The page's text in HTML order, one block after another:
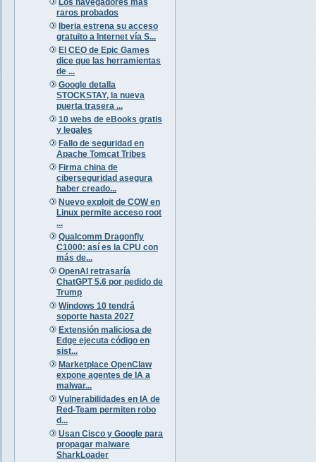
raros probados
Iberia estrena su acceso
gratuito a Internet vía S...
El CEO de Epic Games
dice que las herramientas
de ...
Google detalla
STOCKSTAY, la nueva
puerta trasera ...
10 webs de eBooks gratis
y legales
Fallo de seguridad en
Apache Tomcat Tribes
Firma china de
ciberseguridad asegura
haber creado...
Nuevo exploit de COW en
Linux permite acceso root
...
Qualcomm Dragonfly
C1000: así es la CPU con
más de...
OpenAI retrasaría
ChatGPT 5.6 por pedido de
Trump
Windows 10 tendrá
soporte hasta 2027
Extensión maliciosa de
Edge ejecuta código en
sist...
Marketplace OpenClaw
expone agentes de IA a
malwar...
Vulnerabilidades en IA de
Red-Team permiten robo
d...
Usan Cisco y Google para
propagar malware
SharkLoader